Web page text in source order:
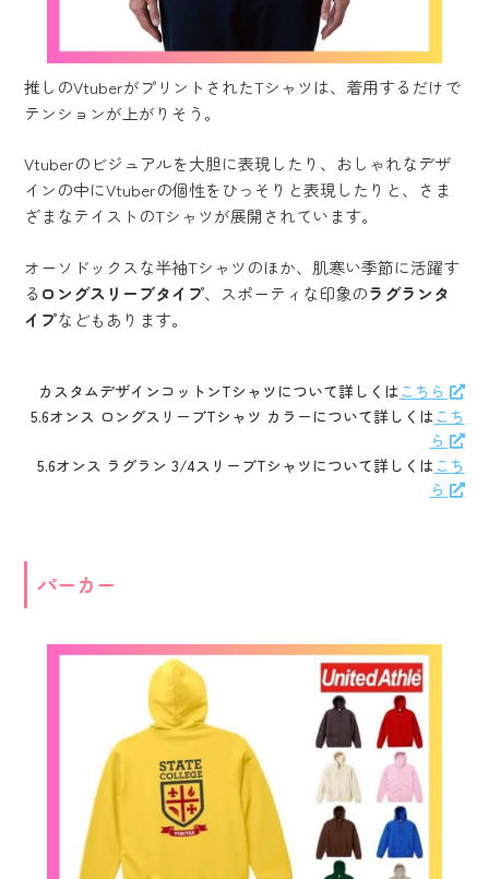
推しのVtuberがプリントされたTシャツは、着用するだけで
テンションが上がりそう。
Vtuberのビジュアルを大胆に表現したり、おしゃれなデザ
インの中にVtuberの個性をひっそりと表現したりと、さま
ざまなテイストのTシャツが展開されています。
オーソドックスな半袖Tシャツのほか、肌寒い季節に活躍す
る ロングスリーブタイプ、スポーティな印象のラグランタ
イプなどもあります。
カスタムデザインコットンTシャツについて詳しくは こちら
5.6オンス ロングスリーブTシャツ カラーについて詳しくは こち
ら
5.6オンス ラグラン 3/4スリーブTシャツについて詳しくは こち
ら
パーカー